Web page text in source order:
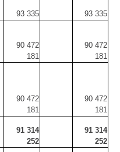
93 335 93 335
90 472
181
90 472
181
90 472
181
90 472
181
91 314
252
91 314
252